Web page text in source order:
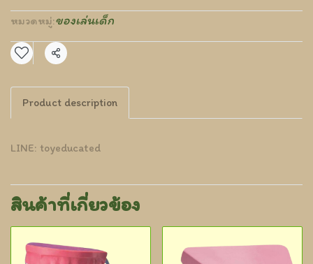
หมวดหมู่:ของเล่นเด็ก
แชร์
Product description
LINE: toyeducated
สินค้าที่เกี่ยวข้อง